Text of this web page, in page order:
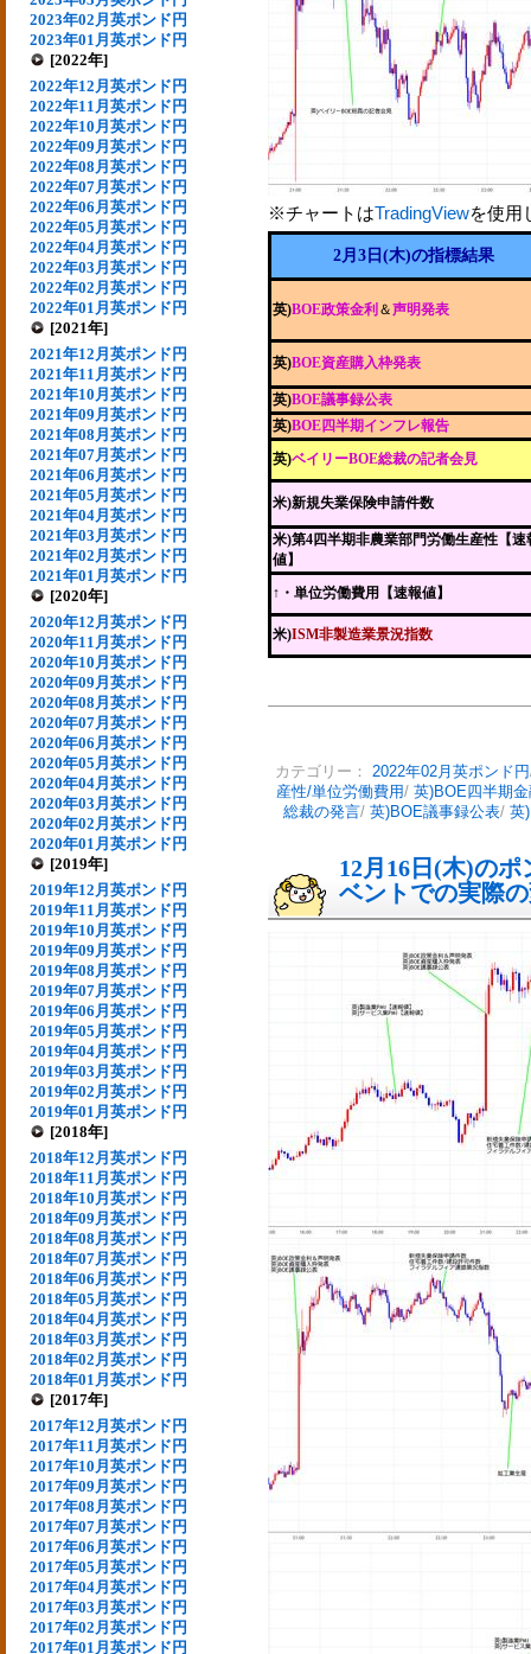
2023年02月英ポンド円
2023年01月英ポンド円
[2022年]
2022年12月英ポンド円
2022年11月英ポンド円
2022年10月英ポンド円
2022年09月英ポンド円
2022年08月英ポンド円
2022年07月英ポンド円
2022年06月英ポンド円
2022年05月英ポンド円
2022年04月英ポンド円
2022年03月英ポンド円
2022年02月英ポンド円
2022年01月英ポンド円
[2021年]
2021年12月英ポンド円
2021年11月英ポンド円
2021年10月英ポンド円
2021年09月英ポンド円
2021年08月英ポンド円
2021年07月英ポンド円
2021年06月英ポンド円
2021年05月英ポンド円
2021年04月英ポンド円
2021年03月英ポンド円
2021年02月英ポンド円
2021年01月英ポンド円
[2020年]
2020年12月英ポンド円
2020年11月英ポンド円
2020年10月英ポンド円
2020年09月英ポンド円
2020年08月英ポンド円
2020年07月英ポンド円
2020年06月英ポンド円
2020年05月英ポンド円
2020年04月英ポンド円
2020年03月英ポンド円
2020年02月英ポンド円
2020年01月英ポンド円
[2019年]
2019年12月英ポンド円
2019年11月英ポンド円
2019年10月英ポンド円
2019年09月英ポンド円
2019年08月英ポンド円
2019年07月英ポンド円
2019年06月英ポンド円
2019年05月英ポンド円
2019年04月英ポンド円
2019年03月英ポンド円
2019年02月英ポンド円
2019年01月英ポンド円
[2018年]
2018年12月英ポンド円
2018年11月英ポンド円
2018年10月英ポンド円
2018年09月英ポンド円
2018年08月英ポンド円
2018年07月英ポンド円
2018年06月英ポンド円
2018年05月英ポンド円
2018年04月英ポンド円
2018年03月英ポンド円
2018年02月英ポンド円
2018年01月英ポンド円
[2017年]
2017年12月英ポンド円
2017年11月英ポンド円
2017年10月英ポンド円
2017年09月英ポンド円
2017年08月英ポンド円
2017年07月英ポンド円
2017年06月英ポンド円
2017年05月英ポンド円
2017年04月英ポンド円
2017年03月英ポンド円
2017年02月英ポンド円
2017年01月英ポンド円
※チャートはTradingViewを使用
2月3日(木)の指標結果
英)BOE政策金利 ＆声明発表
英)BOE資産購入枠発表
英)BOE議事録公表
英)BOE四半期インフレ報告
英)ベイリーBOE総裁の記者会見
米)新規失業保険申請件数
米)第4四半期非農業部門労働生産性【速
値】
↑・単位労働費用【速報値】
米)ISM非製造業景況指数
カテゴリー： 2022年02月英ポンド円
産性/単位労働費用/ 英)BOE四半期
総裁の発言/ 英)BOE議事録公表/ 英
12月16日(木)の
ベントでの実際